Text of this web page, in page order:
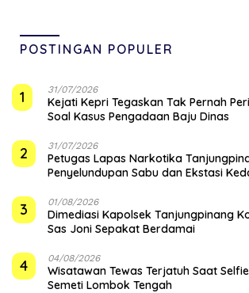
POSTINGAN POPULER
1 31/07/2026
Kejati Kepri Tegaskan Tak Pernah
Soal Kasus Pengadaan Baju Dinas
2 31/07/2026
Petugas Lapas Narkotika
Penyelundupan Sabu dan Ekstasi
3 01/08/2026
Dimediasi Kapolsek Tanjungpinang
Sas Joni Sepakat Berdamai
4 04/08/2026
Wisatawan Tewas Terjatuh Saat
Semeti Lombok Tengah